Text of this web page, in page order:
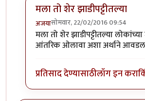
मला तो शेर झाडीपट्टीतल्या
अजयासोमवार, 22/02/2016 09:54
In reply toकविता आवडली.by
मला तो शेर झाडीपट्टीतल्या
आंतरिक ओलावा अशा अर्थाने
प्रतिसाद देण्यासाठीलॉग इन करा